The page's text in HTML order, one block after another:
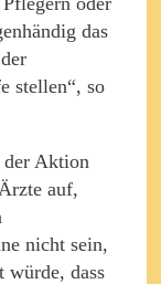
das
stellen“, so
Aktion
auf,
nicht sein,
würde, dass